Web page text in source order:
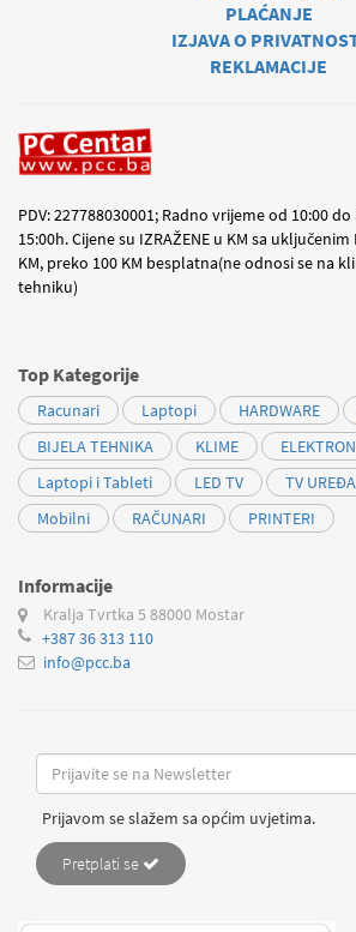
PLAĆANJE
IZJAVA O
REKLAMACIJE
PDV: 227788030001; Radno vrijeme od 10:00
15:00h. Cijene su IZRAŽENE u KM sa
KM, preko 100 KM besplatna(ne odnosi se na
tehniku)
Top Kategorije
Racunari Laptopi HARDWARE
BIJELA TEHNIKA
KLIME
Laptopi i Tableti
LED TV TV
Mobilni
RAČUNARI PRINTERI
Informacije
Kralja Tvrtka 5 88000 Mostar
+387 36 313 110
info@pcc.ba
Prijavom se slažem sa općim uvjetima.
Pretplati se